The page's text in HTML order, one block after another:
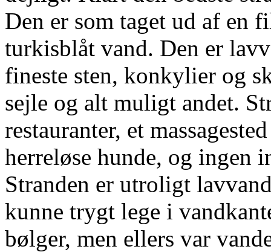
Den er som taget ud af en
turkisblåt vand. Den er
fineste sten, konkylier og
sejle og alt muligt andet.
restauranter, et
herreløse hunde, og ingen
Stranden er utroligt
kunne trygt lege i
bølger, men ellers var